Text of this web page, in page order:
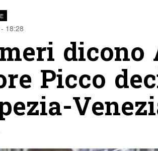
18:28
dicono
Picco